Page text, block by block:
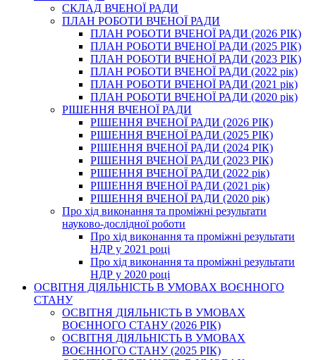
СКЛАД ВЧЕНОЇ РАДИ
ПЛАН РОБОТИ ВЧЕНОЇ РАДИ
ПЛАН РОБОТИ ВЧЕНОЇ РАДИ (2026 РІК)
ПЛАН РОБОТИ ВЧЕНОЇ РАДИ (2025 РІК)
ПЛАН РОБОТИ ВЧЕНОЇ РАДИ (2023 РІК)
ПЛАН РОБОТИ ВЧЕНОЇ РАДИ (2022 рік)
ПЛАН РОБОТИ ВЧЕНОЇ РАДИ (2021 рік)
ПЛАН РОБОТИ ВЧЕНОЇ РАДИ (2020 рік)
РІШЕННЯ ВЧЕНОЇ РАДИ
РІШЕННЯ ВЧЕНОЇ РАДИ (2026 РІК)
РІШЕННЯ ВЧЕНОЇ РАДИ (2025 РІК)
РІШЕННЯ ВЧЕНОЇ РАДИ (2024 РІК)
РІШЕННЯ ВЧЕНОЇ РАДИ (2023 РІК)
РІШЕННЯ ВЧЕНОЇ РАДИ (2022 рік)
РІШЕННЯ ВЧЕНОЇ РАДИ (2021 рік)
РІШЕННЯ ВЧЕНОЇ РАДИ (2020 рік)
Про хід виконання та проміжні результати
науково-дослідної роботи
Про хід виконання та проміжні результати
НДР у 2021 році
Про хід виконання та проміжні результати
НДР у 2020 році
ОСВІТНЯ ДІЯЛЬНІСТЬ В УМОВАХ ВОЄННОГО
СТАНУ
ОСВІТНЯ ДІЯЛЬНІСТЬ В УМОВАХ
ВОЄННОГО СТАНУ (2026 РІК)
ОСВІТНЯ ДІЯЛЬНІСТЬ В УМОВАХ
ВОЄННОГО СТАНУ (2025 РІК)